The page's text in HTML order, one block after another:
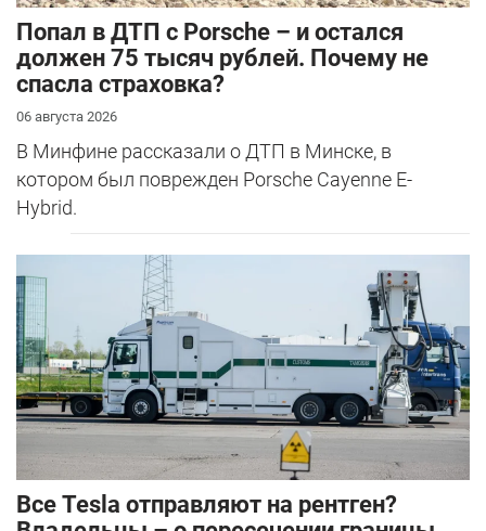
​Попал в ДТП с Porsche – и остался
должен 75 тысяч рублей. Почему не
спасла страховка?
06 августа 2026
В Минфине рассказали о ДТП в Минске, в
котором был поврежден Porsche Cayenne E-
Hybrid.
Все Tesla отправляют на рентген?